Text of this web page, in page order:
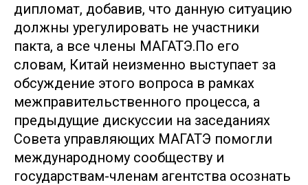
дипломат, добавив, что данную ситуацию
должны урегулировать не участники
пакта, а все члены МАГАТЭ.По его
словам, Китай неизменно выступает за
обсуждение этого вопроса в рамках
межправительственного процесса, а
предыдущие дискуссии на заседаниях
Совета управляющих МАГАТЭ помогли
международному сообществу и
государствам-членам агентства осознать